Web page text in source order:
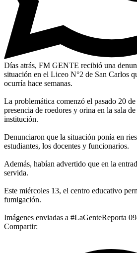
Días atrás, FM GENTE recibió una
situación en el Liceo N°2 de San Carlos
ocurría hace semanas.
La problemática comenzó el pasado 20
presencia de roedores y orina en la sala
institución.
Denunciaron que la situación ponía en
estudiantes, los docentes y funcionarios.
Además, habían advertido que en la
servida.
Este miércoles 13, el centro educativo
fumigación.
Imágenes enviadas a #LaGenteReporta
Compartir: